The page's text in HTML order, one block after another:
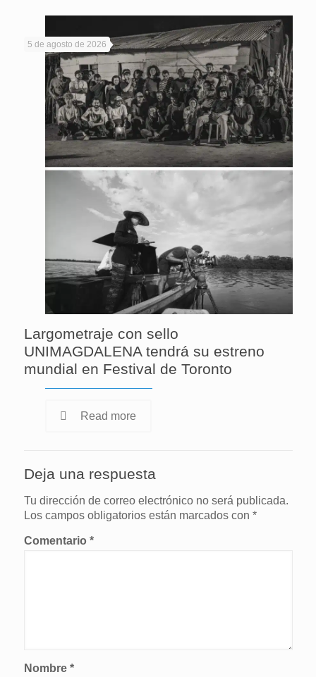
5 de agosto de 2026
Largometraje con sello
UNIMAGDALENA tendrá su estreno
mundial en Festival de Toronto
Read more
Deja una respuesta
Tu dirección de correo electrónico no será publicada.
Los campos obligatorios están marcados con *
Comentario *
Nombre *